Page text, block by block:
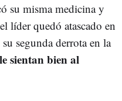
su misma medicina y
líder quedó atascado en
segunda derrota en la
sientan bien al